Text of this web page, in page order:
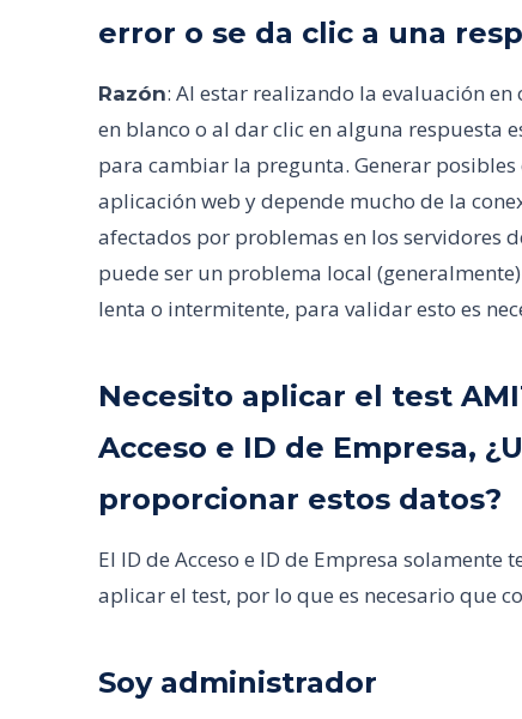
error o se da clic a una
Razón: Al estar realizando la evaluación
en blanco o al dar clic en alguna respuesta
para cambiar la pregunta. Generar posibles
aplicación web y depende mucho de la
afectados por problemas en los servidores
puede ser un problema local
lenta o intermitente, para validar esto es
Necesito aplicar el test
Acceso e ID de Empresa,
proporcionar estos datos?
El ID de Acceso e ID de Empresa
aplicar el test, por lo que es necesario que
Soy administrador